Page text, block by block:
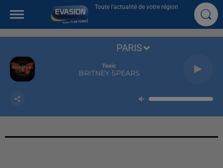
Toute l'actualité de votre région
Toxic
BRITNEY SPEARS
PARIS